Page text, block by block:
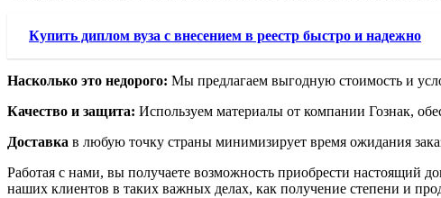
Купить диплом вуза с внесением в реестр быстро и надежно
Насколько это недорого: Мы предлагаем выгодную стоимость и
Качество и защита: Используем материалы от компании Гознак,
Доставка в любую точку страны минимизирует время ожидания
Работая с нами, вы получаете возможность приобрести настоящий
наших клиентов в таких важных делах, как получение степени и